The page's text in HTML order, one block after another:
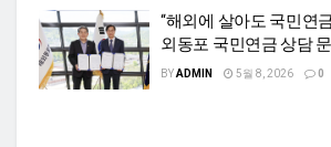
“해외에 살아도 국민연
외동포 국민연금 상담
BYADMIN 5월 8, 2026 0